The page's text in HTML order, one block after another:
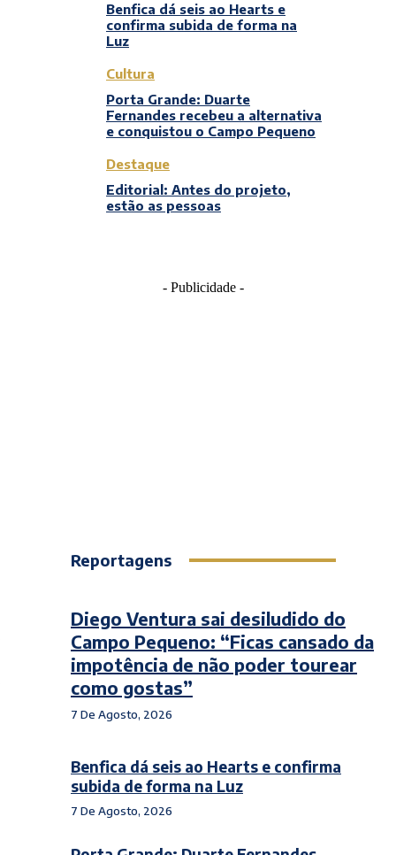
Benfica dá seis ao Hearts e
confirma subida de forma na
Luz
Cultura
Porta Grande: Duarte
Fernandes recebeu a alternativa
e conquistou o Campo Pequeno
Destaque
Editorial: Antes do projeto,
estão as pessoas
- Publicidade -
Reportagens
Diego Ventura sai desiludido do
Campo Pequeno: “Ficas cansado da
impotência de não poder tourear
como gostas”
7 De Agosto, 2026
Benfica dá seis ao Hearts e confirma
subida de forma na Luz
7 De Agosto, 2026